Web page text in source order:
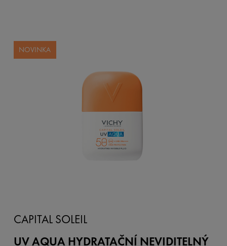
NOVINKA
CAPITAL SOLEIL
UV AQUA HYDRATAČNÍ NEVIDITELNÝ